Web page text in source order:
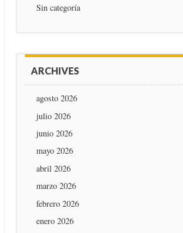
Sin categoría
ARCHIVES
agosto 2026
julio 2026
junio 2026
mayo 2026
abril 2026
marzo 2026
febrero 2026
enero 2026